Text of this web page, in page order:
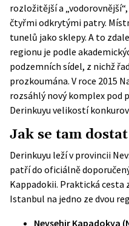
rozložitější a
čtyřmi odkrytými patry.
tunelů jako sklepy. A to
regionu je podle
podzemních sídel, z nichž
prozkoumána. V roce 2015
rozsáhlý nový komplex pod
Derinkuyu velikostí
Jak se tam
Derinkuyu leží v provincii
patří do oficiálně
Kappadokii. Praktická cesta
Istanbul na jedno ze dvou
Nevşehir Kapadokya